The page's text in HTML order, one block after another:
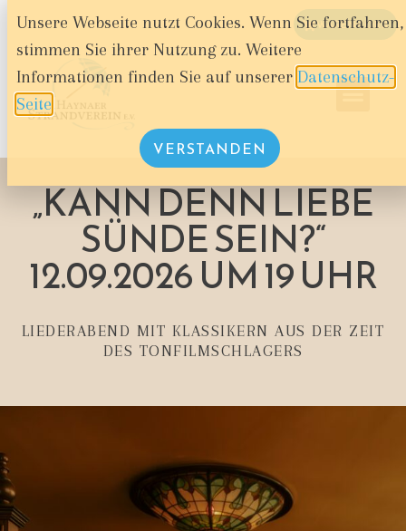
WARENKORB
„KANN DENN LIEBE
SÜNDE SEIN?“
12.09.2026 UM 19 UHR
LIEDERABEND MIT KLASSIKERN AUS DER ZEIT
DES TONFILMSCHLAGERS
Unsere Webseite nutzt Cookies. Wenn Sie fortfahren,
stimmen Sie ihrer Nutzung zu. Weitere
Informationen finden Sie auf unserer Datenschutz-
Seite
VERSTANDEN